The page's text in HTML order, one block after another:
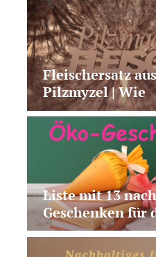
Fleischersatz aus
Pilzmyzel | Wie
Fermentation
Alternativen
macht
Liste mit 13
Geschenken für
Schultüte |
vegan, nützlich,